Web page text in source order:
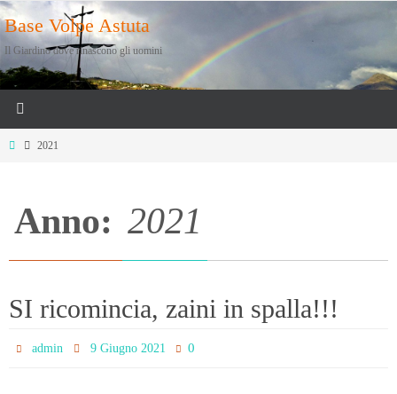
Salta
al
contenuto
Base Volpe Astuta
Il Giardino dove rinascono gli uomini
Home2021
Anno: 2021
SI ricomincia, zaini in spalla!!!
admin 9 Giugno 2021 0